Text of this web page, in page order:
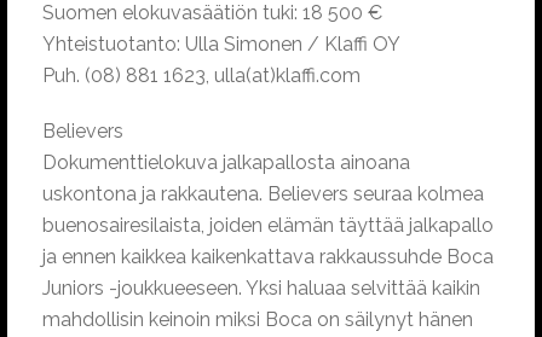
Suomen elokuvasäätiön tuki: 18 500 €
Yhteistuotanto: Ulla Simonen / Klaffi OY
Puh. (08) 881 1623, ulla(at)klaffi.com
Believers
Dokumenttielokuva jalkapallosta ainoana
uskontona ja rakkautena. Believers seuraa kolmea
buenosairesilaista, joiden elämän täyttää jalkapallo
ja ennen kaikkea kaikenkattava rakkaussuhde Boca
Juniors -joukkueeseen. Yksi haluaa selvittää kaikin
mahdollisin keinoin miksi Boca on säilynyt hänen